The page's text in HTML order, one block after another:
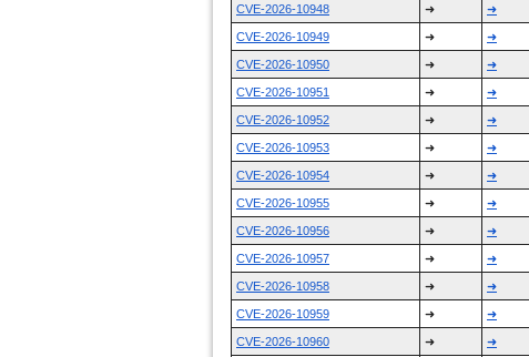
CVE-2026-10948 ➜ ➜
CVE-2026-10949 ➜ ➜
CVE-2026-10950 ➜ ➜
CVE-2026-10951 ➜ ➜
CVE-2026-10952 ➜ ➜
CVE-2026-10953 ➜ ➜
CVE-2026-10954 ➜ ➜
CVE-2026-10955 ➜ ➜
CVE-2026-10956 ➜ ➜
CVE-2026-10957 ➜ ➜
CVE-2026-10958 ➜ ➜
CVE-2026-10959 ➜ ➜
CVE-2026-10960 ➜ ➜